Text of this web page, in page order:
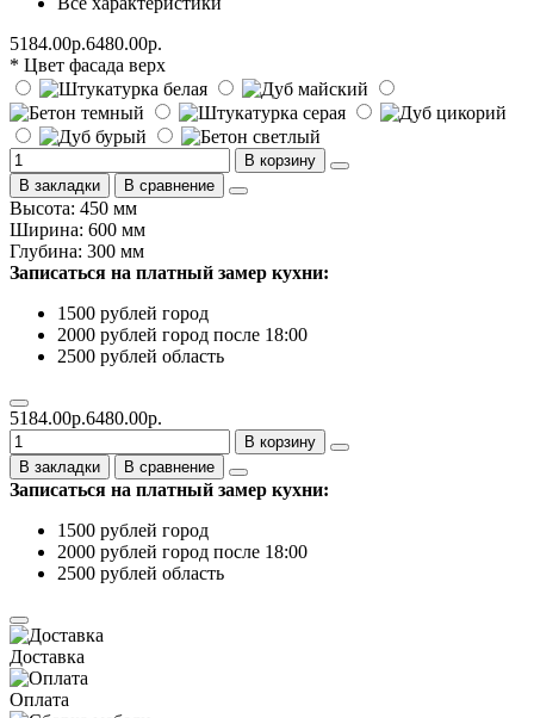
5184.00р.6480.00р.
* Цвет фасада верх
В корзину
В закладки
В сравнение
Высота: 450 мм
Ширина: 600 мм
Глубина: 300 мм
Записаться на платный замер кухни:
1500 рублей город
2000 рублей город после 18:00
2500 рублей область
5184.00р.6480.00р.
В корзину
В закладки
В сравнение
Записаться на платный замер кухни:
1500 рублей город
2000 рублей город после 18:00
2500 рублей область
Доставка
Оплата